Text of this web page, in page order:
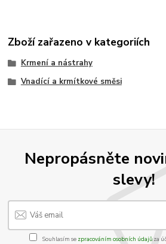
Zboží zařazeno v kategoriích
Krmení a nástrahy
Vnadící a krmítkové směsi
Nepropásněte
slevy!
Souhlasím se zpracováním osobních údajůza